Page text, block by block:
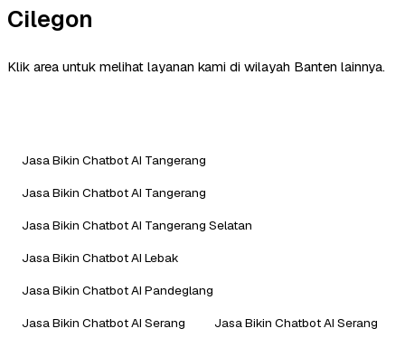
Cilegon
Klik area untuk melihat layanan kami di wilayah Banten lainnya.
Jasa Bikin Chatbot AI Tangerang
Jasa Bikin Chatbot AI Tangerang
Jasa Bikin Chatbot AI Tangerang Selatan
Jasa Bikin Chatbot AI Lebak
Jasa Bikin Chatbot AI Pandeglang
Jasa Bikin Chatbot AI Serang
Jasa Bikin Chatbot AI Serang